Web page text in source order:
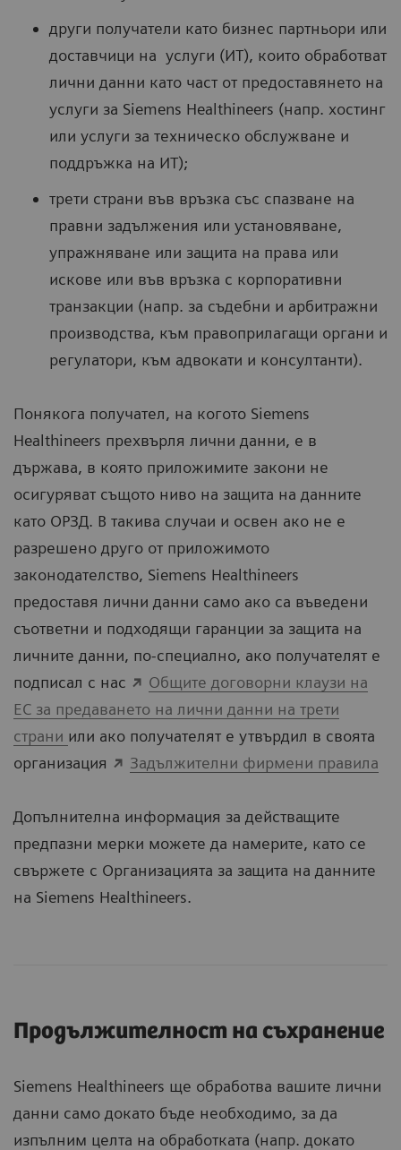
други получатели като бизнес партньори или
доставчици на услуги (ИТ), които обработват
лични данни като част от предоставянето на
услуги за Siemens Healthineers (напр. хостинг
или услуги за техническо обслужване и
поддръжка на ИТ);
трети страни във връзка със спазване на
правни задължения или установяване,
упражняване или защита на права или
искове или във връзка с корпоративни
транзакции (напр. за съдебни и арбитражни
производства, към правоприлагащи органи и
регулатори, към адвокати и консултанти).
Понякога получател, на когото Siemens
Healthineers прехвърля лични данни, е в
държава, в която приложимите закони не
осигуряват същото ниво на защита на данните
като ОРЗД. В такива случаи и освен ако не е
разрешено друго от приложимото
законодателство, Siemens Healthineers
предоставя лични данни само ако са въведени
съответни и подходящи гаранции за защита на
личните данни, по-специално, ако получателят е
подписал с нас
Общите договорни клаузи на
ЕС за предаването на лични данни на трети
страни или ако получателят е утвърдил в своята
организация
Задължителни фирмени правила
Допълнителна информация за действащите
предпазни мерки можете да намерите, като се
свържете с Организацията за защита на данните
на Siemens Healthineers.
Продължителност на съхранение
Siemens Healthineers ще обработва вашите лични
данни само докато бъде необходимо, за да
изпълним целта на обработката (напр. докато